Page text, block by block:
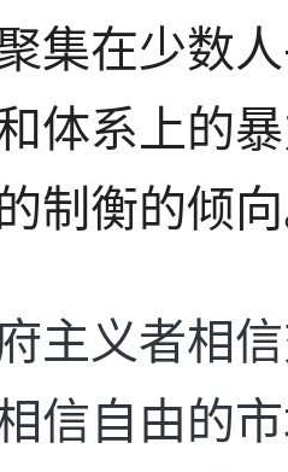
集在少数
体系上的
制衡的倾
主义者相
信自由的